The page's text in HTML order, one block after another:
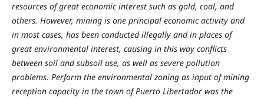
resources of great economic interest such as gold, coal, and
others. However, mining is one principal economic activity and
in most cases, has been conducted illegally and in places of
great environmental interest, causing in this way conflicts
between soil and subsoil use, as well as severe pollution
problems. Perform the environmental zoning as input of mining
reception capacity in the town of Puerto Libertador was the